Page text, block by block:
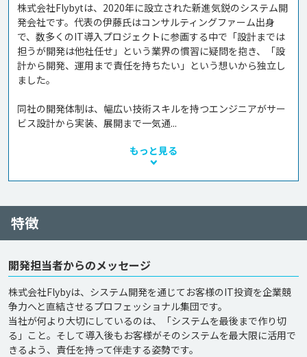
株式会社Flybytは、2020年に設立された新進気鋭のシステム開
発会社です。代表の伊藤氏はコンサルティングファーム出身
で、数多くのIT導入プロジェクトに参画する中で「設計までは
担うが開発は他社任せ」という業界の慣習に疑問を抱き、「設
計から開発、運用まで責任を持ちたい」という想いから独立し
ました。
同社の開発体制は、幅広い技術スキルを持つエンジニアがサー
ビス設計から実装、展開まで一気通...
もっと見る
特徴
開発担当者からのメッセージ
株式会社Flybyは、システム開発を通じてお客様のIT投資を企業競
争力へと直結させるプロフェッショナル集団です。
当社が何より大切にしているのは、「システムを最後まで作り切
る」こと。そして導入後もお客様がそのシステムを最大限に活用で
きるよう、責任を持って伴走する姿勢です。